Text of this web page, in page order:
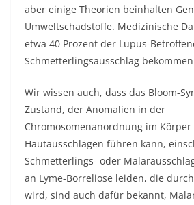
aber einige Theorien beinhalten
Umweltschadstoffe. Medizinische
etwa 40 Prozent der Lupus-
Schmetterlingsausschlag
Wir wissen auch, dass das Bloom-
Zustand, der Anomalien in der
Chromosomenanordnung im Körper
Hautausschlägen führen kann,
Schmetterlings- oder
an Lyme-Borreliose leiden, die
wird, sind auch dafür bekannt,